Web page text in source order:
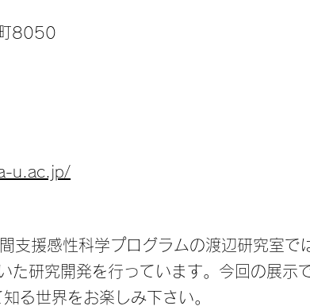
8050
u.ac.jp/
支援感性科学プログラムの渡辺研究室で
た研究開発を行っています。今回の展示
る世界をお楽しみ下さい。